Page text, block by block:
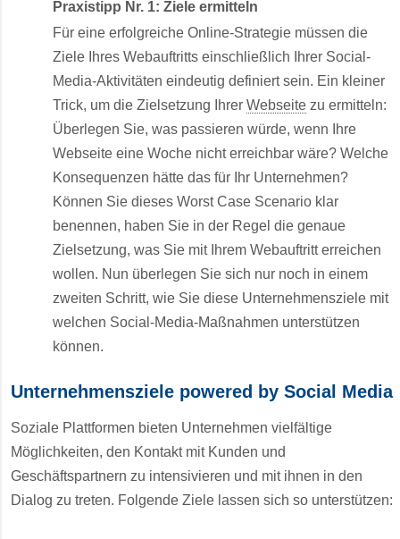
Praxistipp Nr. 1: Ziele ermitteln
Für eine erfolgreiche Online-Strategie müssen die
Ziele Ihres Webauftritts einschließlich Ihrer Social-
Media-Aktivitäten eindeutig definiert sein. Ein kleiner
Trick, um die Zielsetzung IhrerWebseite zu ermitteln:
Überlegen Sie, was passieren würde, wenn Ihre
Webseite eine Woche nicht erreichbar wäre? Welche
Konsequenzen hätte das für Ihr Unternehmen?
Können Sie dieses Worst Case Scenario klar
benennen, haben Sie in der Regel die genaue
Zielsetzung, was Sie mit Ihrem Webauftritt erreichen
wollen. Nun überlegen Sie sich nur noch in einem
zweiten Schritt, wie Sie diese Unternehmensziele mit
welchen Social-Media-Maßnahmen unterstützen
können.
Unternehmensziele powered by Social Media
Soziale Plattformen bieten Unternehmen vielfältige
Möglichkeiten, den Kontakt mit Kunden und
Geschäftspartnern zu intensivieren und mit ihnen in den
Dialog zu treten. Folgende Ziele lassen sich so unterstützen: